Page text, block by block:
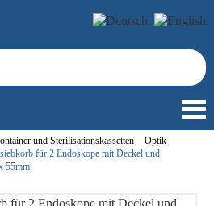
und Sterilisationskassetten
Optik
für 2 Endoskope mit Deckel und
55mm